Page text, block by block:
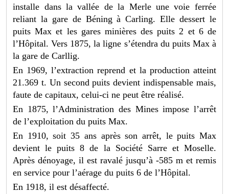
installe dans la vallée de la Merle une voie ferrée
reliant la gare de Béning à Carling. Elle dessert le
puits Max et les gares minières des puits 2 et 6 de
l’Hôpital. Vers 1875, la ligne s’étendra du puits Max à
la gare de Carllig.
En 1969, l’extraction reprend et la production atteint
21.369 t. Un second puits devient indispensable mais,
faute de capitaux, celui-ci ne peut être réalisé.
En 1875, l’Administration des Mines impose l’arrêt
de l’exploitation du puits Max.
En 1910, soit 35 ans après son arrêt, le puits Max
devient le puits 8 de la Société Sarre et Moselle.
Après dénoyage, il est ravalé jusqu’à -585 m et remis
en service pour l’aérage du puits 6 de l’Hôpital.
En 1918, il est désaffecté.